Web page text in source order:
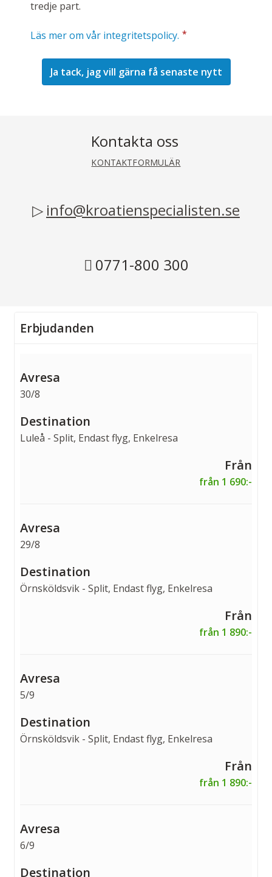
tredje part.
Läs mer om vår integritetspolicy. *
Kontakta oss
KONTAKTFORMULÄR
info@kroatienspecialisten.se
0771-800 300
Erbjudanden
30/8
Luleå - Split, Endast flyg, Enkelresa
från 1 690:-
29/8
Örnsköldsvik - Split, Endast flyg, Enkelresa
från 1 890:-
5/9
Örnsköldsvik - Split, Endast flyg, Enkelresa
från 1 890:-
6/9